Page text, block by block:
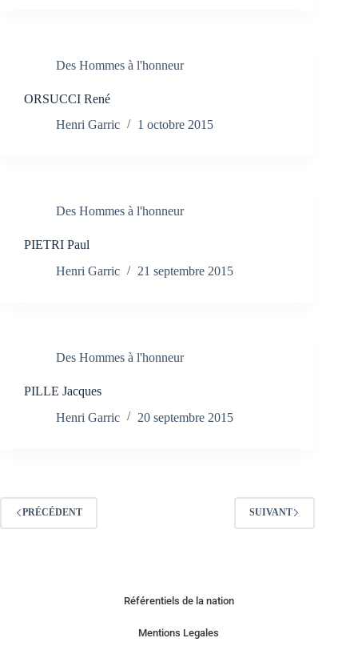
Des Hommes à l'honneur
ORSUCCI René
Henri Garric
1 octobre 2015
Des Hommes à l'honneur
PIETRI Paul
Henri Garric
21 septembre 2015
Des Hommes à l'honneur
PILLE Jacques
Henri Garric
20 septembre 2015
PRÉCÉDENT SUIVANT
Référentiels de la nation
Mentions Legales